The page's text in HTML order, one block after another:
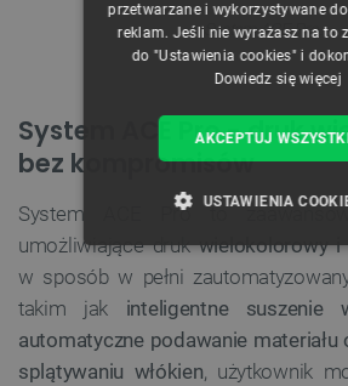
System ACE Pro.
System ACE Pro - druk
bez kompromisów
System ACE Pro to
umożliwiające drukwielokolorowy i
w sposób w pełni
takim jak inteligentne suszenie
automatyczne podawanie materiału
splątywaniu włókien, użytkownik
przetwarzane i wykorzystywane
reklam. Jeśli nie wyrażasz na to
do "Ustawienia cookies" i
Dowiedz się więcej
AKCEPTUJ
USTAWIENIA
NIEZBĘDNE
TARGETOWANIE
FUNKCJONALNOŚĆ